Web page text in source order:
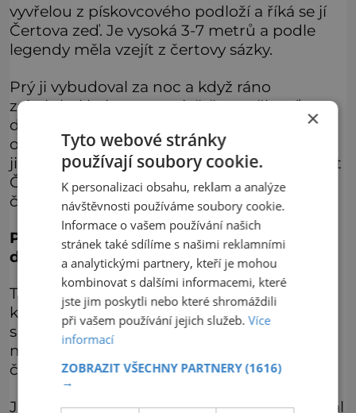
vyvřelou z pískovcového podloží a říká se jí
Čertova zeď. Je vysoká 3-7 metrů a podle
legendy měla vzejít z čertovy sázky.
Prý ji vybudoval za noc a když ráno
zakokrhal kohout a on ještě neměl zeď
dokončenou, vysypal zbylý obsah pytle u
obce Světlá, a tak vznikl vrch Horka. Podle
jiné verze chtěl jistý místní sedlák zdí oddělit
Čechy a Němce a při její stavbě mu pomohl
čert.
Písek: Navštivte strouhu, kterou vyoral
ďábel
Toto místo sice není tolik známé, přesto se
k němu váže řada pověstí. Čertovu strouhu
s potokem na levém břehu Otavy v Písku
měl podle jedné z nich vyorat poustevník se
čertem zapřaženým do pluhu.
Jakmile se však prý z přilehlého kostela ozval
×
Tyto webové stránky
používají soubory cookie.
K personalizaci obsahu, reklam a analýze
návštěvnosti používáme soubory cookie.
Informace o vašem používání našich
stránek také sdílíme s našimi reklamními
a analytickými partnery, kteří je mohou
kombinovat s dalšími informacemi, které
jste jim poskytli nebo které shromáždili
při vašem používání jejich služeb.Více
informací
ZOBRAZIT VŠECHNY PARTNERY(1616)
→